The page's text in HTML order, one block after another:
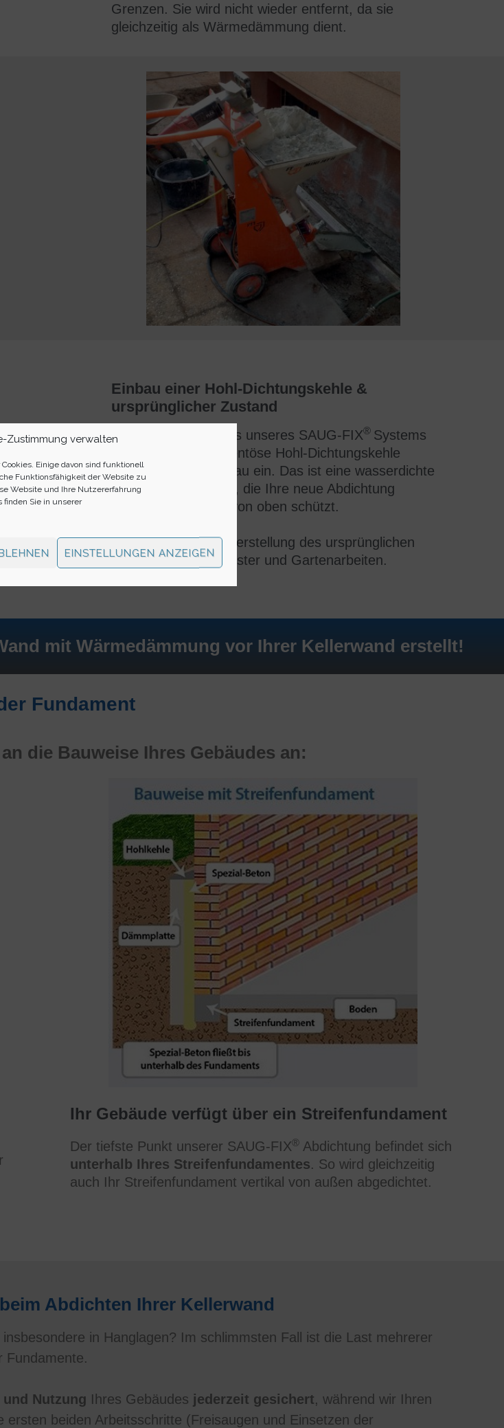
Zustimmung verwalten
Einige davon sind funktionell
Funktionsfähigkeit der Website zu
Website und Ihre Nutzererfahrung
finden Sie in unserer
EINSTELLUNGEN ANZEIGEN
Grenzen. Sie wird nicht wieder entfernt, da sie
gleichzeitig als Wärmedämmung dient.
Einbau einer Hohl-Dichtungskehle &
ursprünglicher Zustand
Als oberen Abschluss unseres SAUG-FIX® Systems
zementöse Hohl-Dichtungskehle
knapp unter Erdniveau ein. Das ist eine wasserdichte
ausgerundete Kante
, die Ihre neue Abdichtung
gegen Feuchtigkeit von oben schützt.
Danach erfolgt die
Herstellung des ursprünglichen
Zustandesohne Pflaster und Gartenarbeiten.
mit Wärmedämmung vor Ihrer Kellerwand erstellt!
Fundament​
die Bauweise Ihres Gebäudes an:
Ihr Gebäude verfügt über ein Streifenfundament
Der tiefste Punkt unserer SAUG-FIX® Abdichtung befindet sich
unterhalb Ihres Streifenfundamentes. So wird gleichzeitig
auch Ihr Streifenfundament vertikal von außen abgedichtet.
Abdichten Ihrer Kellerwand
in Hanglagen? Im schlimmsten Fall ist die Last mehrerer
Fundamente.
und Nutzung Ihres Gebäudes jederzeit gesichert, während wir Ihren
beiden Arbeitsschritte (Freisaugen und Einsetzen der